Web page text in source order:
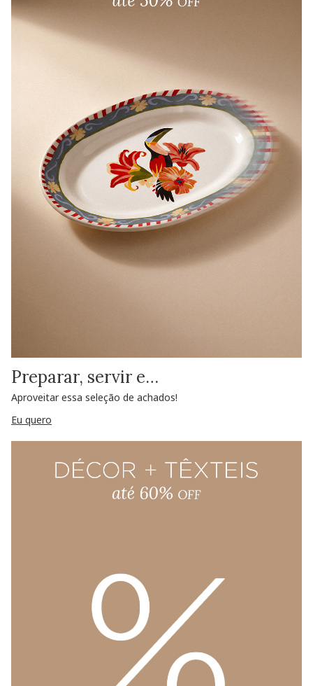
Preparar, servir e…
Aproveitar essa seleção de achados!
Eu quero